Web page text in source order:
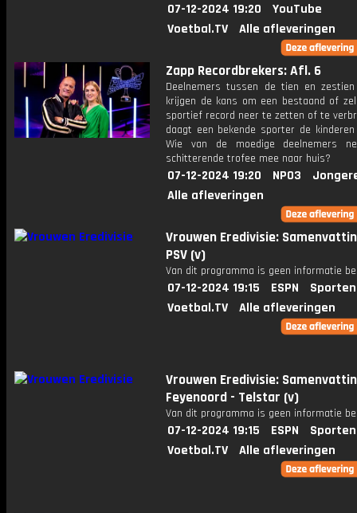
07-12-2024 19:20
YouTube
Voetbal.TV
Alle afleveringen
Zapp Recordbrekers: Afl. 6
Deelnemers tussen de tien en
krijgen de kans om een bestaand of
sportief record neer te zetten of te
daagt een bekende sporter de
Wie van de moedige deelnemers
schitterende trofee mee naar huis?
07-12-2024 19:20 NPO3
Alle afleveringen
Vrouwen Eredivisie:
PSV (v)
Van dit programma is geen informatie
07-12-2024 19:15 ESPN
Voetbal.TV
Alle afleveringen
Vrouwen Eredivisie:
Feyenoord - Telstar (v)
Van dit programma is geen informatie
07-12-2024 19:15 ESPN
Voetbal.TV
Alle afleveringen